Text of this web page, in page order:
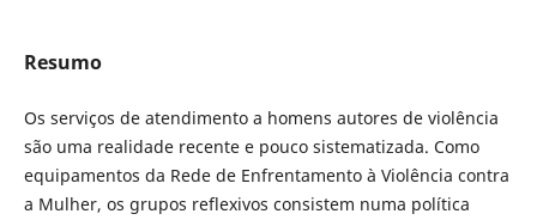
Resumo
Os serviços de atendimento a homens autores de violência
são uma realidade recente e pouco sistematizada. Como
equipamentos da Rede de Enfrentamento à Violência contra
a Mulher, os grupos reflexivos consistem numa política